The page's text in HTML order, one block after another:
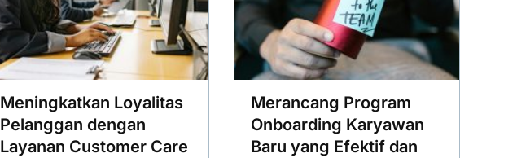
Meningkatkan Loyalitas
Pelanggan dengan
Layanan Customer Care
Merancang Program
Onboarding Karyawan
Baru yang Efektif dan